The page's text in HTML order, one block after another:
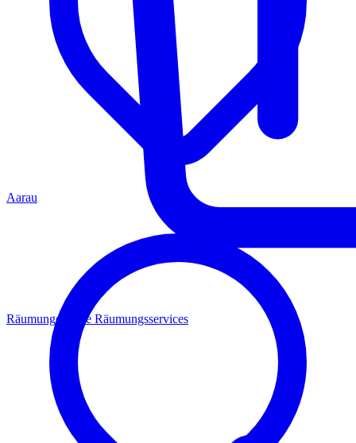
Räumungen Alle Räumungsservices
Aarau